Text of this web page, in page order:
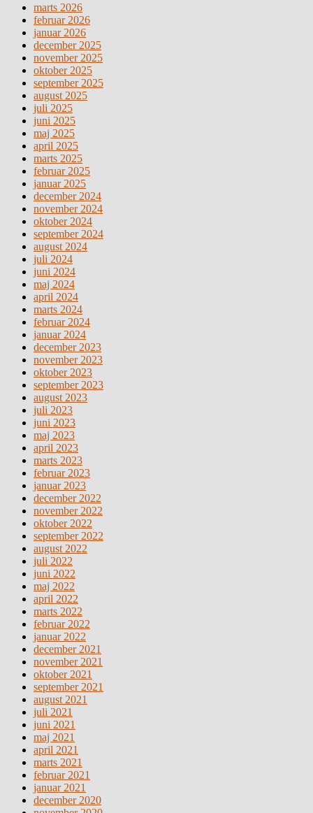
marts 2026
februar 2026
januar 2026
december 2025
november 2025
oktober 2025
september 2025
august 2025
juli 2025
juni 2025
maj 2025
april 2025
marts 2025
februar 2025
januar 2025
december 2024
november 2024
oktober 2024
september 2024
august 2024
juli 2024
juni 2024
maj 2024
april 2024
marts 2024
februar 2024
januar 2024
december 2023
november 2023
oktober 2023
september 2023
august 2023
juli 2023
juni 2023
maj 2023
april 2023
marts 2023
februar 2023
januar 2023
december 2022
november 2022
oktober 2022
september 2022
august 2022
juli 2022
juni 2022
maj 2022
april 2022
marts 2022
februar 2022
januar 2022
december 2021
november 2021
oktober 2021
september 2021
august 2021
juli 2021
juni 2021
maj 2021
april 2021
marts 2021
februar 2021
januar 2021
december 2020